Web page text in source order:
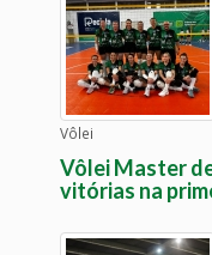
Vôlei
Vôlei Master
vitórias na